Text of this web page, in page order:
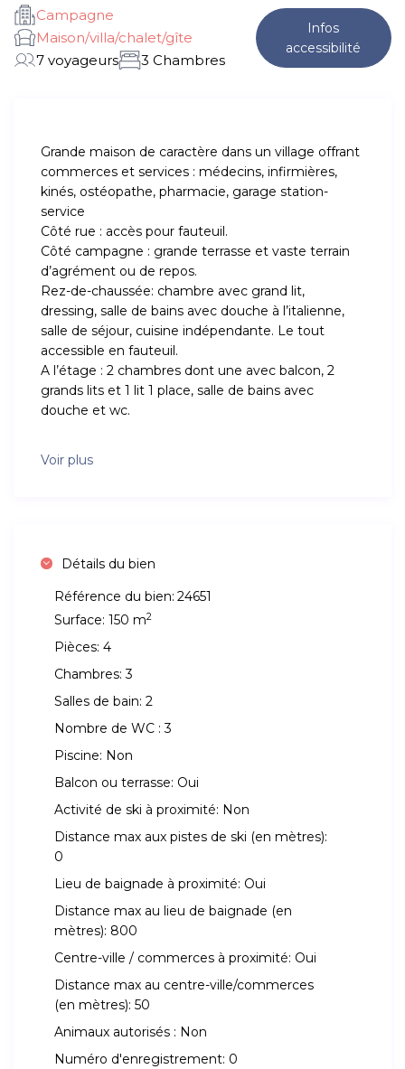
Campagne
Maison/villa/chalet/gîte
7 voyageurs
3 Chambres
Infos
accessibilité
Grande maison de caractère dans un village offrant
commerces et services : médecins, infirmières,
kinés, ostéopathe, pharmacie, garage station-
service
Côté rue : accès pour fauteuil.
Côté campagne : grande terrasse et vaste terrain
d’agrément ou de repos.
Rez-de-chaussée: chambre avec grand lit,
dressing, salle de bains avec douche à l’italienne,
salle de séjour, cuisine indépendante. Le tout
accessible en fauteuil.
A l’étage : 2 chambres dont une avec balcon, 2
grands lits et 1 lit 1 place, salle de bains avec
douche et wc.
Voir plus
Détails du bien
Référence du bien: 24651
Surface: 150 m2
Pièces: 4
Chambres: 3
Salles de bain: 2
Nombre de WC : 3
Piscine: Non
Balcon ou terrasse: Oui
Activité de ski à proximité: Non
Distance max aux pistes de ski (en mètres):
0
Lieu de baignade à proximité: Oui
Distance max au lieu de baignade (en
mètres): 800
Centre-ville / commerces à proximité: Oui
Distance max au centre-ville/commerces
(en mètres): 50
Animaux autorisés : Non
Numéro d'enregistrement: 0